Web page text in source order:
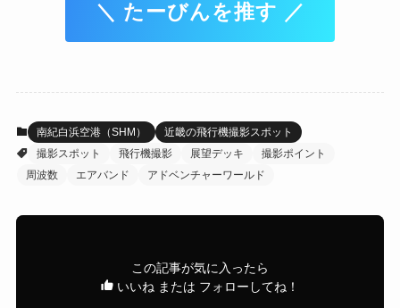
＼ たーびんを推す ／
南紀白浜空港（SHM）
近畿の飛行機撮影スポット
撮影スポット
飛行機撮影 展望デッキ
撮影ポイント
周波数
エアバンド アドベンチャーワールド
この記事が気に入ったら
いいね または フォローしてね！